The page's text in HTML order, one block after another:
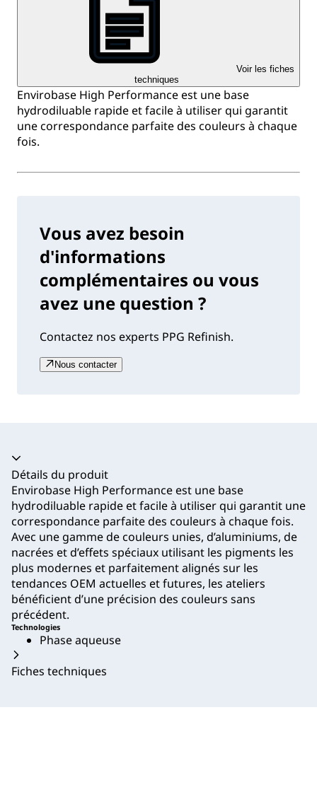
Voir les fiches
techniques
Envirobase High Performance est une base
hydrodiluable rapide et facile à utiliser qui garantit
une correspondance parfaite des couleurs à chaque
fois.
Vous avez besoin
d'informations
complémentaires ou vous
avez une question ?
Contactez nos experts PPG Refinish.
Nous contacter
Accordéon fermé
Détails du produit
Envirobase High Performance est une base
hydrodiluable rapide et facile à utiliser qui garantit une
correspondance parfaite des couleurs à chaque fois.
Avec une gamme de couleurs unies, d’aluminiums, de
nacrées et d’effets spéciaux utilisant les pigments les
plus modernes et parfaitement alignés sur les
tendances OEM actuelles et futures, les ateliers
bénéficient d’une précision des couleurs sans
précédent.
Technologies
Phase aqueuse
Fiches techniques